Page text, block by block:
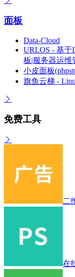
面板
Data-Cloud
URLOS - 基于
板|服务器运维
小皮面板
旗鱼云梯 -
免费工具
二
在